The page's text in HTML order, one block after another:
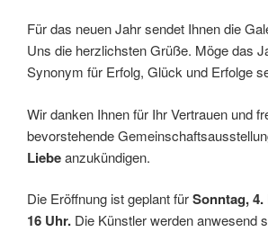
Für das neuen Jahr sendet Ihnen die
Uns die herzlichsten Grüße. Möge das
Synonym für Erfolg, Glück und Erfolge
Wir danken Ihnen für Ihr Vertrauen und
bevorstehende
Liebeanzukündigen.
Die Eröffnung ist geplant fürSonntag, 4.
16 Uhr. Die Künstler werden anwesend